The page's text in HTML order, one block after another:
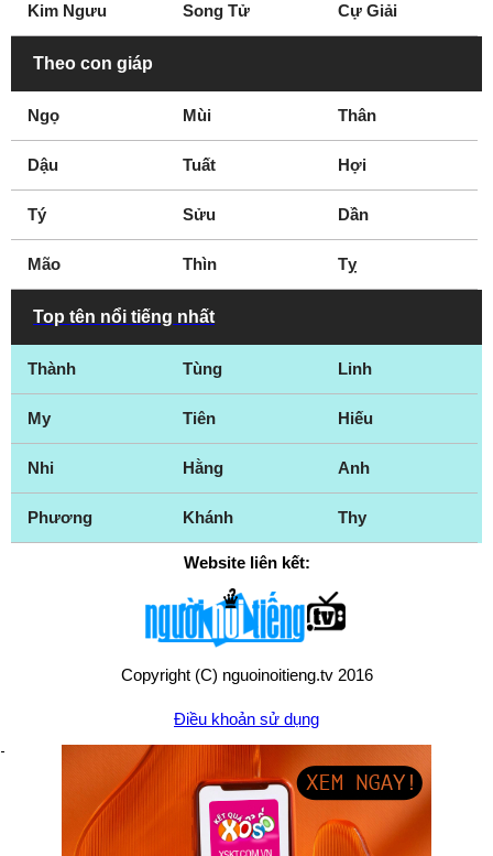
Kim Ngưu Song Tử Cự Giải
Theo con giáp
Ngọ Mùi Thân
Dậu Tuất Hợi
Tý Sửu Dần
Mão Thìn Tỵ
Top tên nổi tiếng nhất
Thành Tùng Linh
My Tiên Hiếu
Nhi Hằng Anh
Phương Khánh Thy
Website liên kết:
Copyright (C) nguoinoitieng.tv 2016
Điều khoản sử dụng
Chính sách quyền riêng tư